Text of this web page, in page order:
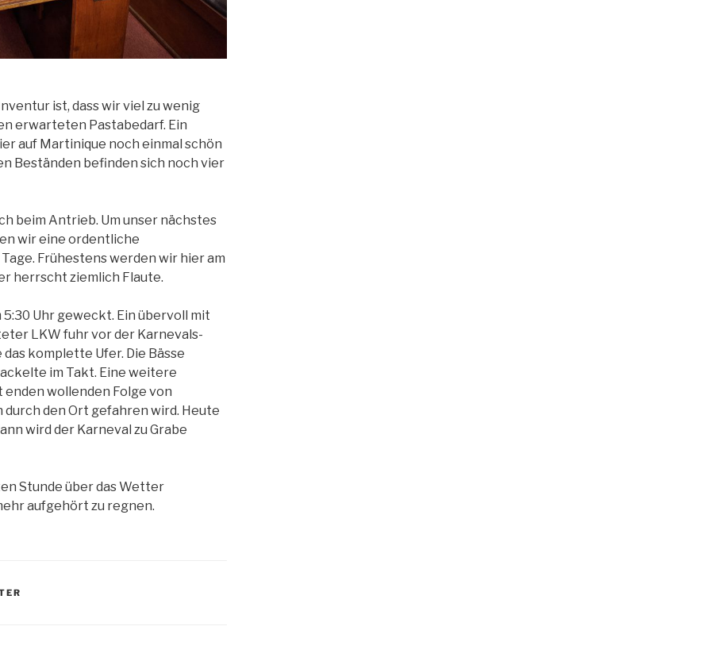
ist, dass wir viel zu wenig
erwarteten Pastabedarf. Ein
auf Martinique noch einmal schön
Beständen befinden sich noch vier
beim Antrieb. Um unser nächstes
wir eine ordentliche
Frühestens werden wir hier am
herrscht ziemlich Flaute.
Uhr geweckt. Ein übervoll mit
LKW fuhr vor der Karnevals-
komplette Ufer. Die Bässe
im Takt. Eine weitere
wollenden Folge von
durch den Ort gefahren wird. Heute
wird der Karneval zu Grabe
Stunde über das Wetter
aufgehört zu regnen.